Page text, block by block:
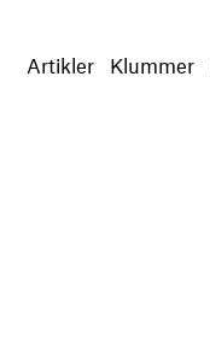
Artikler Klummer